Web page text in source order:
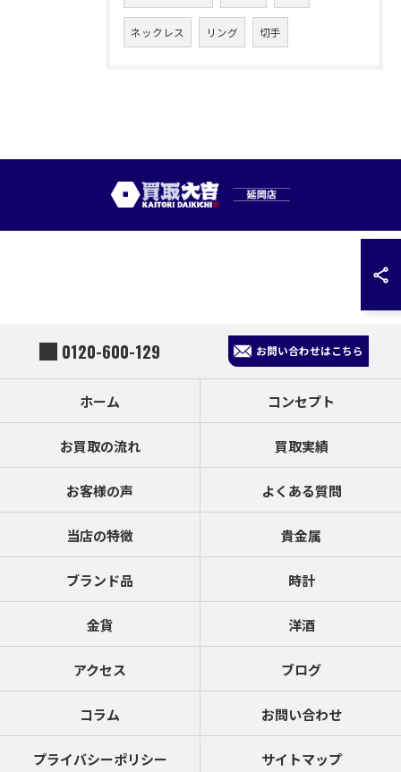
ネックレス リング 切手
0120-600-129 お問い合わせはこちら
ホーム コンセプト
お買取の流れ 買取実績
お客様の声 よくある質問
当店の特徴 貴金属
ブランド品 時計
金貨 洋酒
アクセス ブログ
コラム お問い合わせ
プライバシーポリシー サイトマップ